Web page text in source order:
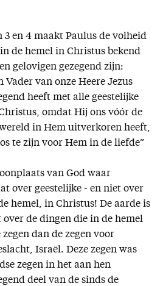
3 en 4 maakt Paulus de volheid
de hemel in Christus bekend
gelovigen gezegend zijn:
Vader van onze Heere Jezus
heeft met alle geestelijke
omdat Hij ons vóór de
in Hem uitverkoren heeft,
te zijn voor Hem in de liefde”
van God waar
over geestelijke - en niet over
hemel, in Christus! De aarde is
over de dingen die in de hemel
dan de zegen voor
Israël. Deze zegen was
zegen in het aan hen
deel van de sinds de